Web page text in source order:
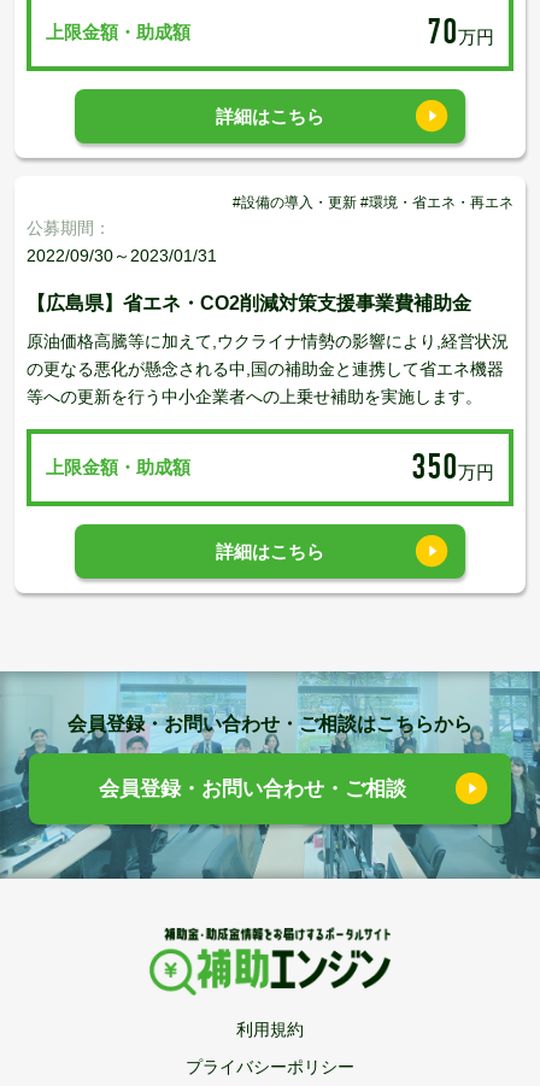
上限金額・助成額 70万円
詳細はこちら
#設備の導入・更新 #環境・省エネ・再エネ
公募期間：
2022/09/30～2023/01/31
【広島県】省エネ・CO2削減対策支援事業費補助金
原油価格高騰等に加えて,ウクライナ情勢の影響により,経営状況
の更なる悪化が懸念される中,国の補助金と連携して省エネ機器
等への更新を行う中小企業者への上乗せ補助を実施します。
上限金額・助成額 350万円
詳細はこちら
会員登録・お問い合わせ・ご相談はこちらから
会員登録・お問い合わせ・ご相談
利用規約
プライバシーポリシー